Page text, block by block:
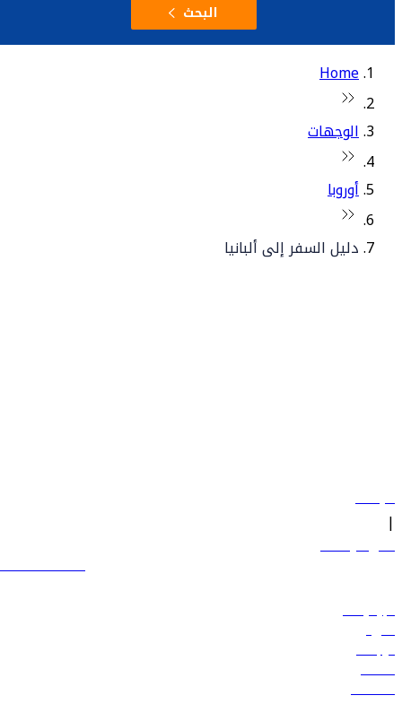
البحث
Home
الوجهات
أوروبا
دليل السفر إلى ألبانيا
سياساتنا
|
الشروط والأحكام
600 544 445
حجز الرحلات
العروض
الوجهات
الأمتعة
المساعدة